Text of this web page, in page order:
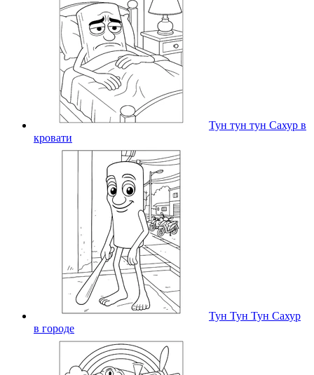
Тун тун тун Сахур в
кровати
Тун Тун Тун Сахур
в городе